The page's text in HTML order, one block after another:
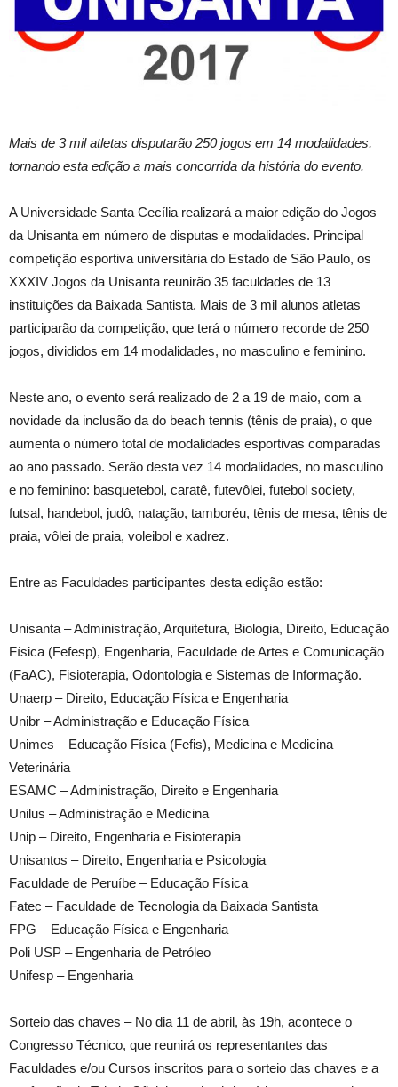
Mais de 3 mil atletas disputarão 250 jogos em 14 modalidades,
tornando esta edição a mais concorrida da história do evento.
A Universidade Santa Cecília realizará a maior edição do Jogos
da Unisanta em número de disputas e modalidades. Principal
competição esportiva universitária do Estado de São Paulo, os
XXXIV Jogos da Unisanta reunirão 35 faculdades de 13
instituições da Baixada Santista. Mais de 3 mil alunos atletas
participarão da competição, que terá o número recorde de 250
jogos, divididos em 14 modalidades, no masculino e feminino.
Neste ano, o evento será realizado de 2 a 19 de maio, com a
novidade da inclusão da do beach tennis (tênis de praia), o que
aumenta o número total de modalidades esportivas comparadas
ao ano passado. Serão desta vez 14 modalidades, no masculino
e no feminino: basquetebol, caratê, futevôlei, futebol society,
futsal, handebol, judô, natação, tamboréu, tênis de mesa, tênis de
praia, vôlei de praia, voleibol e xadrez.
Entre as Faculdades participantes desta edição estão:
Unisanta – Administração, Arquitetura, Biologia, Direito, Educação
Física (Fefesp), Engenharia, Faculdade de Artes e Comunicação
(FaAC), Fisioterapia, Odontologia e Sistemas de Informação.
Unaerp – Direito, Educação Física e Engenharia
Unibr – Administração e Educação Física
Unimes – Educação Física (Fefis), Medicina e Medicina
Veterinária
ESAMC – Administração, Direito e Engenharia
Unilus – Administração e Medicina
Unip – Direito, Engenharia e Fisioterapia
Unisantos – Direito, Engenharia e Psicologia
Faculdade de Peruíbe – Educação Física
Fatec – Faculdade de Tecnologia da Baixada Santista
FPG – Educação Física e Engenharia
Poli USP – Engenharia de Petróleo
Unifesp – Engenharia
Sorteio das chaves – No dia 11 de abril, às 19h, acontece o
Congresso Técnico, que reunirá os representantes das
Faculdades e/ou Cursos inscritos para o sorteio das chaves e a